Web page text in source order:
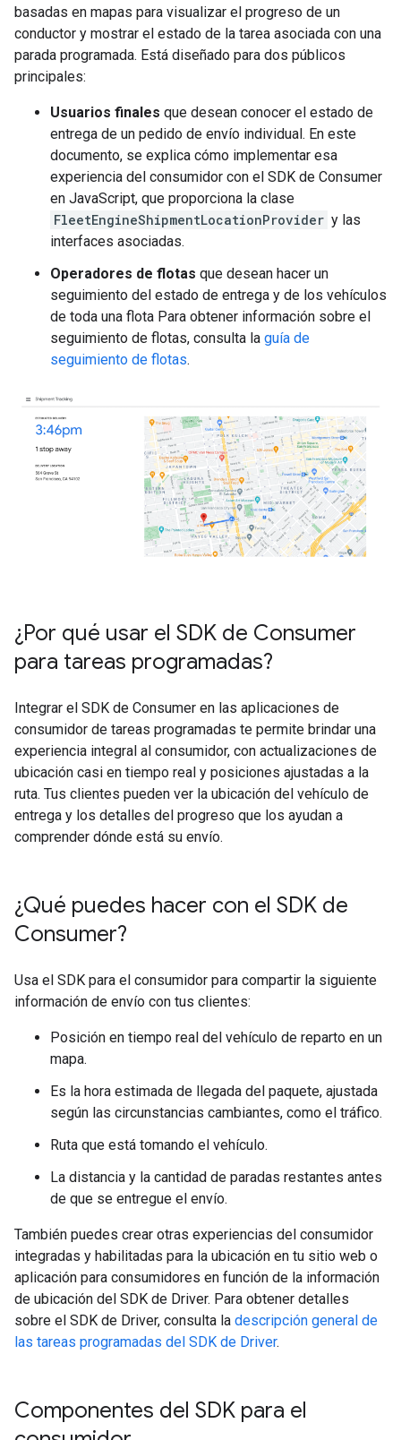
basadas en mapas para visualizar el progreso de un
conductor y mostrar el estado de la tarea asociada con una
parada programada. Está diseñado para dos públicos
principales:
Usuarios finales que desean conocer el estado de
entrega de un pedido de envío individual. En este
documento, se explica cómo implementar esa
experiencia del consumidor con el SDK de Consumer
en JavaScript, que proporciona la clase
FleetEngineShipmentLocationProvider y las
interfaces asociadas.
Operadores de flotas que desean hacer un
seguimiento del estado de entrega y de los vehículos
de toda una flota Para obtener información sobre el
seguimiento de flotas, consulta la guía de
seguimiento de flotas.
¿Por qué usar el SDK de Consumer
para tareas programadas?
Integrar el SDK de Consumer en las aplicaciones de
consumidor de tareas programadas te permite brindar una
experiencia integral al consumidor, con actualizaciones de
ubicación casi en tiempo real y posiciones ajustadas a la
ruta. Tus clientes pueden ver la ubicación del vehículo de
entrega y los detalles del progreso que los ayudan a
comprender dónde está su envío.
¿Qué puedes hacer con el SDK de
Consumer?
Usa el SDK para el consumidor para compartir la siguiente
información de envío con tus clientes:
Posición en tiempo real del vehículo de reparto en un
mapa.
Es la hora estimada de llegada del paquete, ajustada
según las circunstancias cambiantes, como el tráfico.
Ruta que está tomando el vehículo.
La distancia y la cantidad de paradas restantes antes
de que se entregue el envío.
También puedes crear otras experiencias del consumidor
integradas y habilitadas para la ubicación en tu sitio web o
aplicación para consumidores en función de la información
de ubicación del SDK de Driver. Para obtener detalles
sobre el SDK de Driver, consulta la descripción general de
las tareas programadas del SDK de Driver.
Componentes del SDK para el